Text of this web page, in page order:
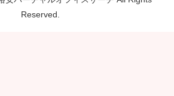
Reserved.